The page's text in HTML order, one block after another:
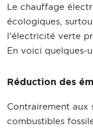
Le chauffage
écologiques,
l'électricité verte
En voici quelques-
Réduction des
Contrairement aux
combustibles